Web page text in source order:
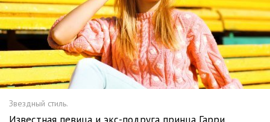
Звездный стиль.